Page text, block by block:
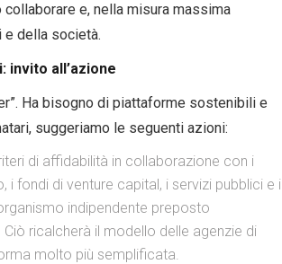
e, nella misura massima
della società.
invito all’azione
Ha bisogno di piattaforme sostenibili e
suggeriamo le seguenti azioni:
di affidabilità in collaborazione con i
fondi di venture capital, i servizi pubblici e i
indipendente preposto
ricalcherà il modello delle agenzie di
molto più semplificata.